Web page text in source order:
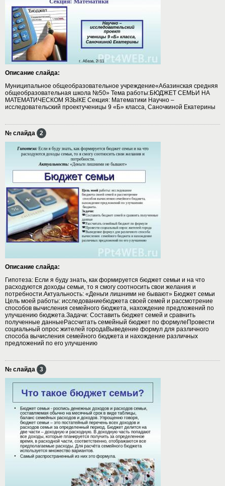
Описание слайда:
Муниципальное общеобразовательное учреждение«Абазинская средняя
общеобразовательная школа №50» Тема работы:БЮДЖЕТ СЕМЬИ НА
МАТЕМАТИЧЕСКОМ ЯЗЫКЕ Секция: Математики Научно –
исследовательский проектученицы 9 «Б» класса, Саночкиной Екатерины
№ слайда 2
Описание слайда:
Гипотеза: Если я буду знать, как формируется бюджет семьи и на что
расходуются доходы семьи, то я смогу соотносить свои желания и
потребности.Актуальность: «Деньги лишними не бывают» Бюджет семьи
Цель моей работы: исследованиебюджета своей семей и рассмотрение
способов вычисления семейного бюджета, нахождение предложений по
улучшению бюджета.Задачи: Составить бюджет семей и сравнить
полученные данныеРассчитать семейный бюджет по формулеПровести
социальный опрос жителей городаВыведение формул для различного
способа вычисления семейного бюджета и нахождение различных
предложений по его улучшению
№ слайда 3